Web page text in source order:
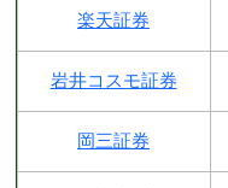
楽天証券
岩井コスモ証券
岡三証券